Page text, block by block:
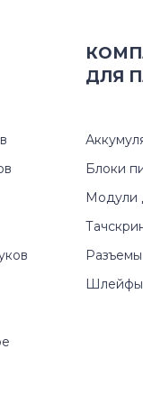
ДЛЯ
Блоки
Модули
Шлейфы